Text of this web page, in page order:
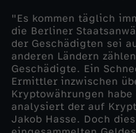
g
r
o
ß
"Es kommen täglich
die Berliner
der Geschädigten sei
anderen Ländern
Geschädigte. Ein
Ermittler inzwischen
Kryptowährungen
analysiert der auf
Jakob Hasse. Doch